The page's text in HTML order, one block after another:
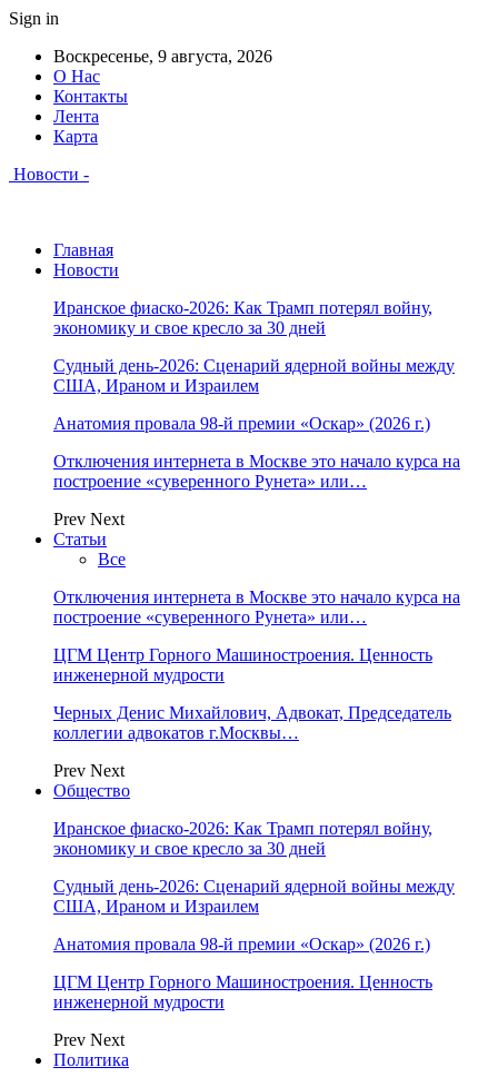
Sign in
Воскресенье, 9 августа, 2026
О Нас
Контакты
Лента
Карта
Новости -
Главная
Новости
Иранское фиаско-2026: Как Трамп потерял войну,
экономику и свое кресло за 30 дней
Судный день-2026: Сценарий ядерной войны между
США, Ираном и Израилем
Анатомия провала 98-й премии «Оскар» (2026 г.)
Отключения интернета в Москве это начало курса на
построение «суверенного Рунета» или…
Prev Next
Статьи
Все
Отключения интернета в Москве это начало курса на
построение «суверенного Рунета» или…
ЦГМ Центр Горного Машиностроения. Ценность
инженерной мудрости
Черных Денис Михайлович, Адвокат, Председатель
коллегии адвокатов г.Москвы…
Prev Next
Общество
Иранское фиаско-2026: Как Трамп потерял войну,
экономику и свое кресло за 30 дней
Судный день-2026: Сценарий ядерной войны между
США, Ираном и Израилем
Анатомия провала 98-й премии «Оскар» (2026 г.)
ЦГМ Центр Горного Машиностроения. Ценность
инженерной мудрости
Prev Next
Политика